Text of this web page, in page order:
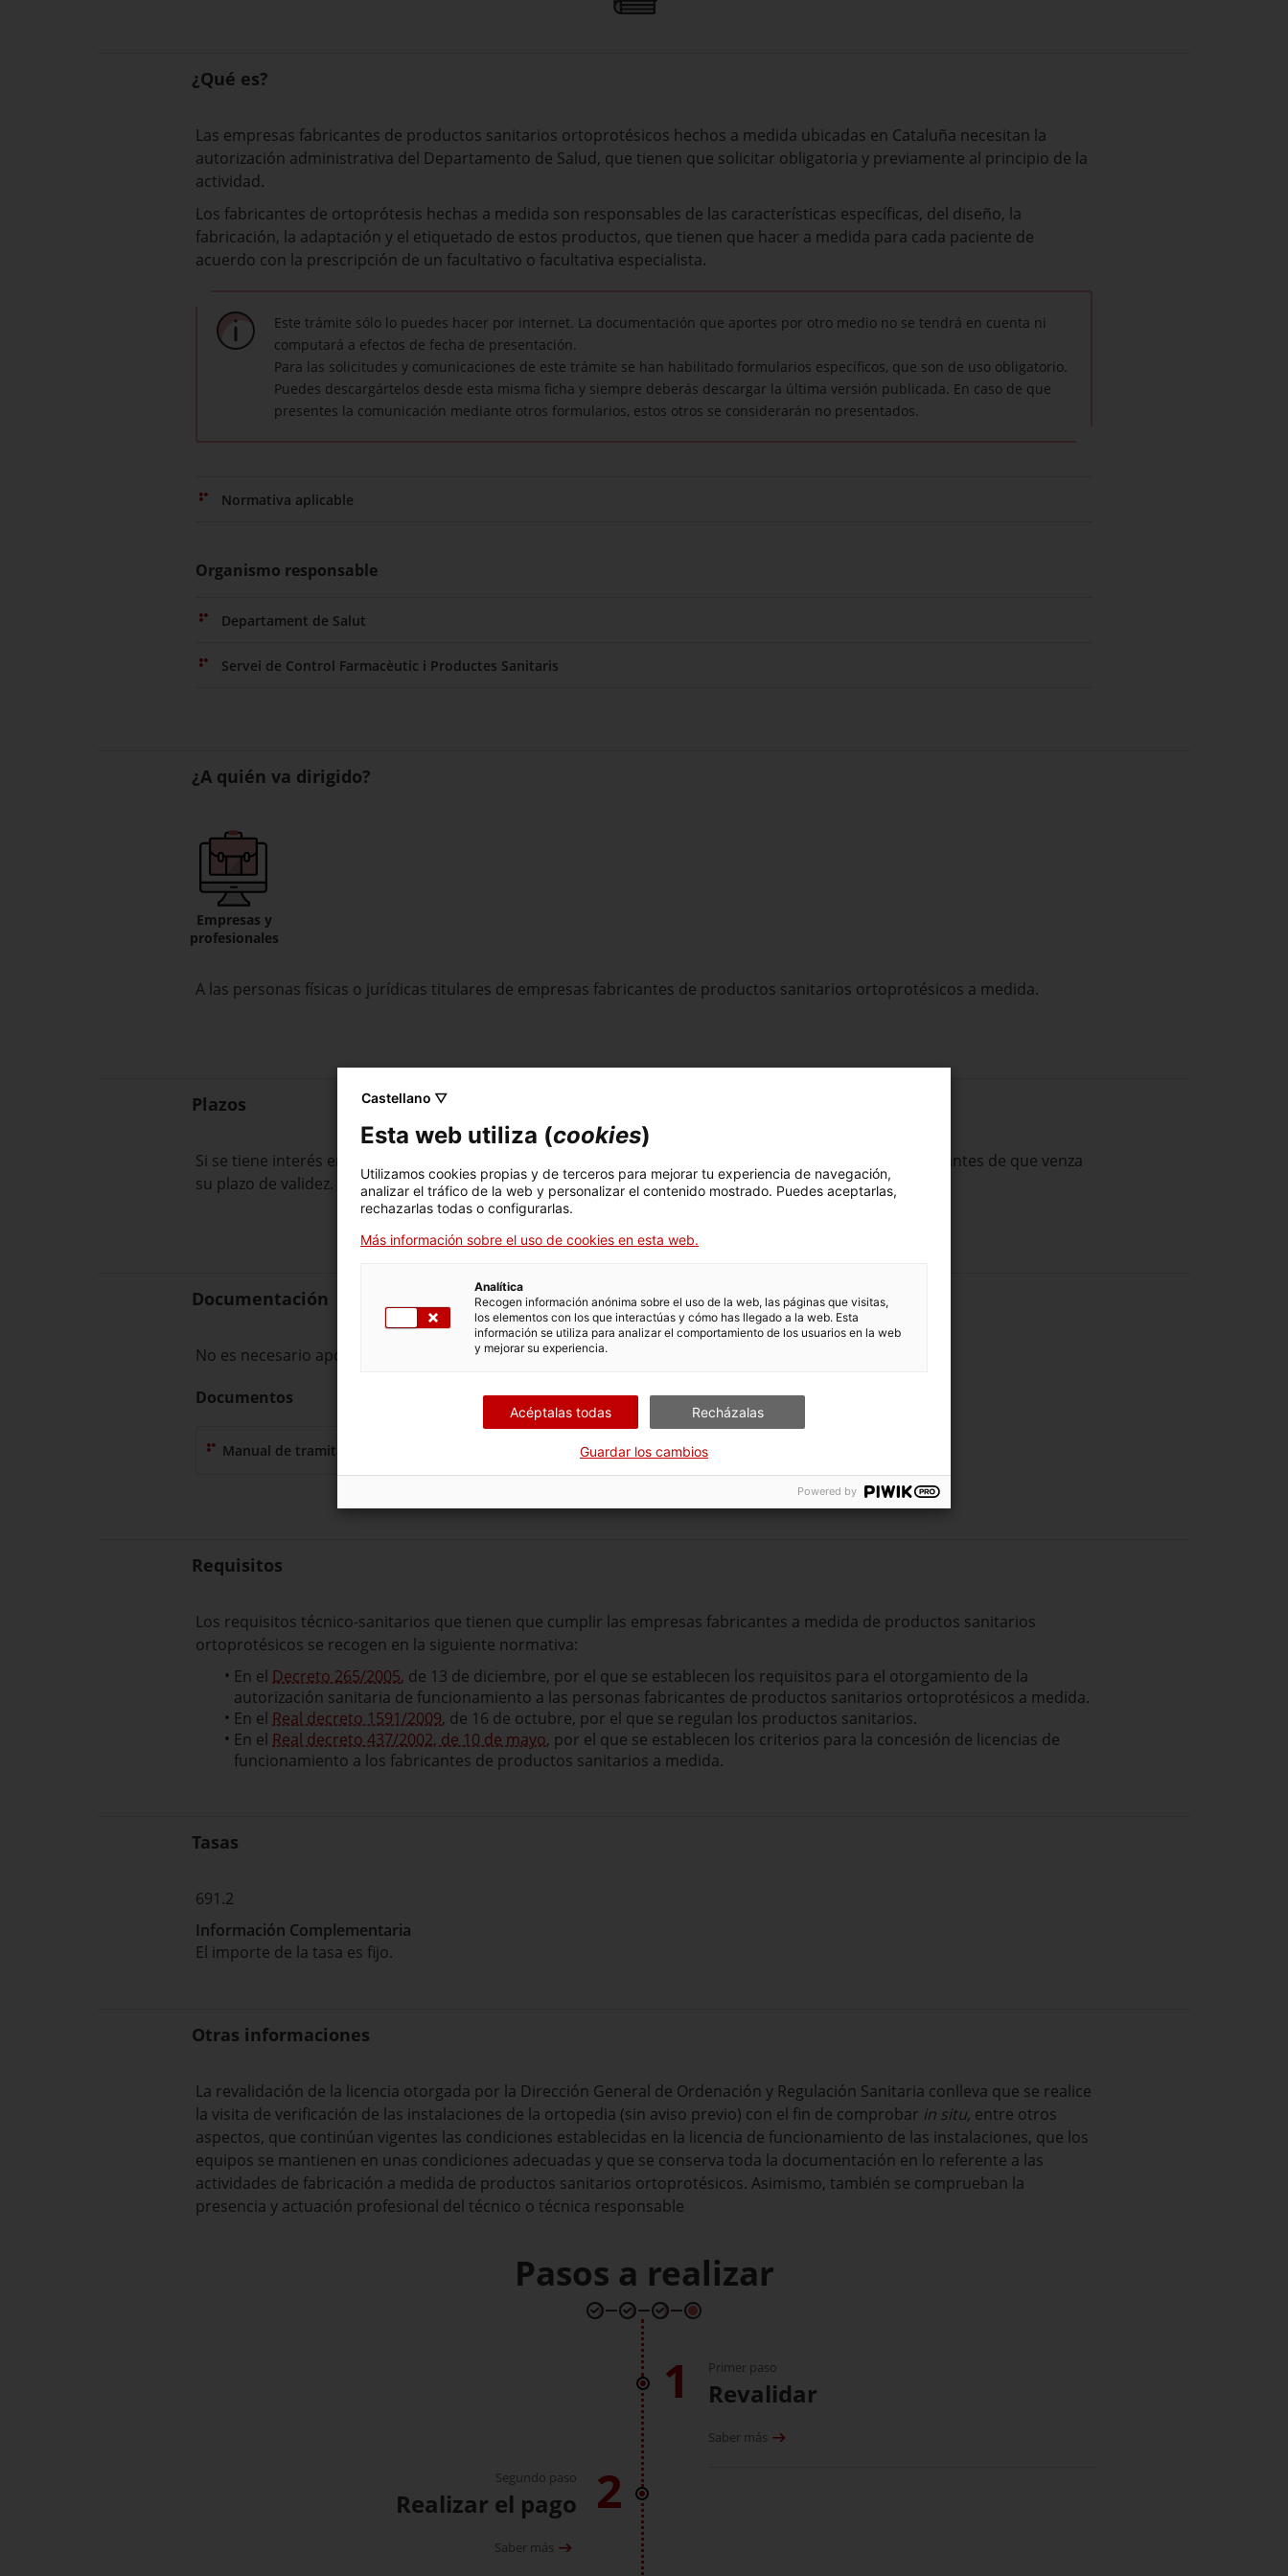
¿Qué es?
Las empresas fabricantes de productos sanitarios ortoprotésicos hechos a medida ubicadas en Cataluña necesitan la
autorización administrativa del Departamento de Salud, que tienen que solicitar obligatoria y previamente al principio de la
actividad.
Los fabricantes de ortoprótesis hechas a medida son responsables de las características específicas, del diseño, la
fabricación, la adaptación y el etiquetado de estos productos, que tienen que hacer a medida para cada paciente de
acuerdo con la prescripción de un facultativo o facultativa especialista.
Este trámite sólo lo puedes hacer por internet. La documentación que aportes por otro medio no se tendrá en cuenta ni
computará a efectos de fecha de presentación.
Para las solicitudes y comunicaciones de este trámite se han habilitado formularios específicos, que son de uso obligatorio.
Puedes descargártelos desde esta misma ficha y siempre deberás descargar la última versión publicada. En caso de que
presentes la comunicación mediante otros formularios, estos otros se considerarán no presentados.
Normativa aplicable
Organismo responsable
Departament de Salut
Servei de Control Farmacèutic i Productes Sanitaris
¿A quién va dirigido?
Empresas y
profesionales
A las personas físicas o jurídicas titulares de empresas fabricantes de productos sanitarios ortoprotésicos a medida.
Plazos
Si se tiene interés en conservar la autorización, debe solicitarse la revalidación de la licencia seis meses antes de que venza
su plazo de validez.
Documentación
No es necesario aportar documentación.
Documentos
Manual de tramitación para empresas (Tipo de fichero pdf)
(Peso del fichero)
Requisitos
Los requisitos técnico-sanitarios que tienen que cumplir las empresas fabricantes a medida de productos sanitarios
ortoprotésicos se recogen en la siguiente normativa:
En el Decreto 265/2005, de 13 de diciembre, por el que se establecen los requisitos para el otorgamiento de la
autorización sanitaria de funcionamiento a las personas fabricantes de productos sanitarios ortoprotésicos a medida.
En el Real decreto 1591/2009, de 16 de octubre, por el que se regulan los productos sanitarios.
En el Real decreto 437/2002, de 10 de mayo, por el que se establecen los criterios para la concesión de licencias de
funcionamiento a los fabricantes de productos sanitarios a medida.
Tasas
691.2
Información Complementaria
El importe de la tasa es fijo.
Otras informaciones
La revalidación de la licencia otorgada por la Dirección General de Ordenación y Regulación Sanitaria conlleva que se realice
la visita de verificación de las instalaciones de la ortopedia (sin aviso previo) con el fin de comprobar in situ, entre otros
aspectos, que continúan vigentes las condiciones establecidas en la licencia de funcionamiento de las instalaciones, que los
equipos se mantienen en unas condiciones adecuadas y que se conserva toda la documentación en lo referente a las
actividades de fabricación a medida de productos sanitarios ortoprotésicos. Asimismo, también se comprueban la
presencia y actuación profesional del técnico o técnica responsable
Pasos a realizar
1 Primer paso
Revalidar
Saber más
2
Segundo paso
Realizar el pago
Saber más
Castellano ▽
Esta web utiliza (cookies)
Utilizamos cookies propias y de terceros para mejorar tu experiencia de navegación,
analizar el tráfico de la web y personalizar el contenido mostrado. Puedes aceptarlas,
rechazarlas todas o configurarlas.
Más información sobre el uso de cookies en esta web.
Analítica
Recogen información anónima sobre el uso de la web, las páginas que visitas,
los elementos con los que interactúas y cómo has llegado a la web. Esta
información se utiliza para analizar el comportamiento de los usuarios en la web
y mejorar su experiencia.
Acéptalas todas Recházalas
Guardar los cambios
Powered by